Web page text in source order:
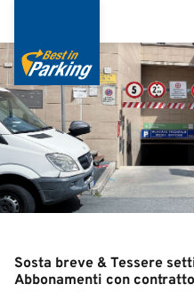
contenuto
principale
Servizi
Parcheggi
Azienda
MyBestInParking
Sosta breve & Tessere
Abbonamenti con contratto